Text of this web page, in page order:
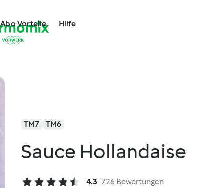
Abo Vorteile Hilfe
TM7 TM6
Sauce Hollandaise
4.3 726 Bewertungen